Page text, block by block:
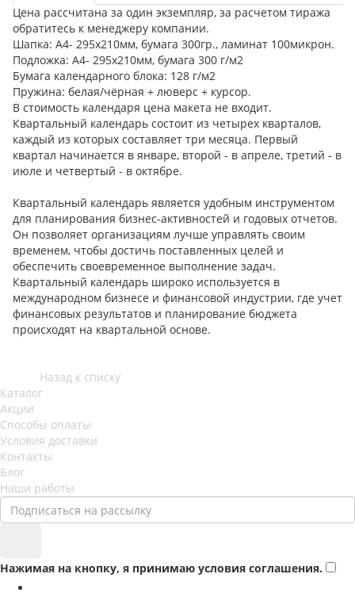
Цена рассчитана за один экземпляр, за расчетом тиража
обратитесь к менеджеру компании.
Шапка: А4- 295х210мм, бумага 300гр., ламинат 100микрон.
Подложка: А4- 295х210мм, бумага 300 г/м2
Бумага календарного блока: 128 г/м2
Пружина: белая/чёрная + люверс + курсор.
В стоимость календаря цена макета не входит.
Квартальный календарь состоит из четырех кварталов,
каждый из которых составляет три месяца. Первый
квартал начинается в январе, второй - в апреле, третий - в
июле и четвертый - в октябре.
Квартальный календарь является удобным инструментом
для планирования бизнес-активностей и годовых отчетов.
Он позволяет организациям лучше управлять своим
временем, чтобы достичь поставленных целей и
обеспечить своевременное выполнение задач.
Квартальный календарь широко используется в
международном бизнесе и финансовой индустрии, где учет
финансовых результатов и планирование бюджета
происходят на квартальной основе.
Назад к списку
Каталог
Акции
Способы оплаты
Условия доставки
Контакты
Блог
Наши работы
Нажимая на кнопку, я принимаю условия соглашения.